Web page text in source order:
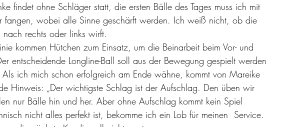
findet ohne Schläger statt, die ersten Bälle des Tages muss ich mit
fangen, wobei alle Sinne geschärft werden. Ich weiß nicht, ob die
rechts oder links wirft.
kommen Hütchen zum Einsatz, um die Beinarbeit beim Vor- und
entscheidende Longline-Ball soll aus der Bewegung gespielt werden
ich mich schon erfolgreich am Ende wähne, kommt von Mareike
Hinweis: „Der wichtigste Schlag ist der Aufschlag. Den üben wir
nur Bälle hin und her. Aber ohne Aufschlag kommt kein Spiel
nicht alles perfekt ist, bekomme ich ein Lob für meinen  Service.